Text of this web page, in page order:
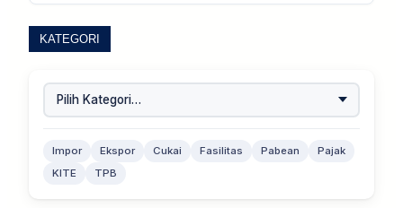
KATEGORI
Impor Ekspor Cukai Fasilitas Pabean
Pajak
KITE
TPB